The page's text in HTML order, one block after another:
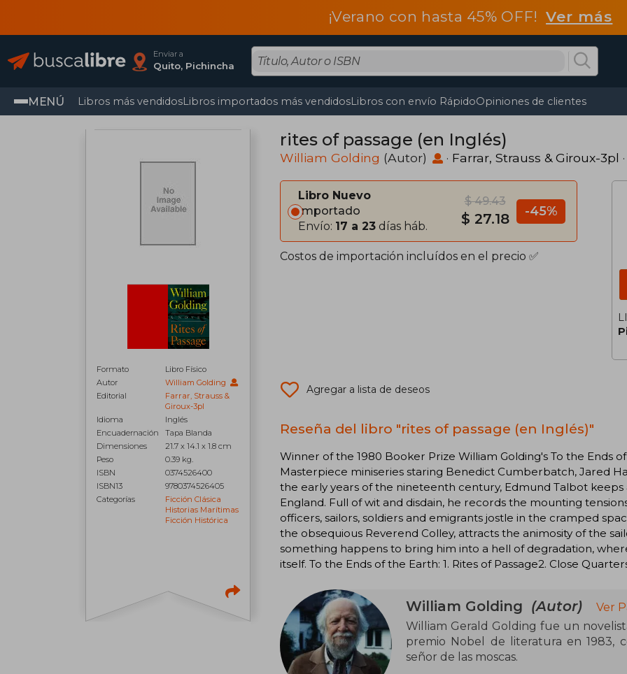
¡Verano con hasta 45% OFF!Ver más
Enviar a
Quito, Pichincha
MENÚ Libros más vendidosLibros importados más vendidosLibros con envío RápidoOpiniones de clientes
Formato
Libro Físico
Autor
William Golding
Editorial
Farrar, Strauss &
Giroux-3pl
Idioma
Inglés
Encuadernación
Tapa Blanda
Dimensiones
21.7 x 14.1 x 1.8 cm
Peso
0.39 kg.
ISBN
0374526400
ISBN13
9780374526405
Categorías
Ficción Clásica
Historias Marítimas
Ficción Histórica
rites of passage (en Inglés)
William Golding (Autor) · Farrar, Strauss & Giroux-3pl
Libro Nuevo
Importado
Envío: 17 a 23 días háb.
$ 49.43
$ 27.18 -45%
Costos de importación incluídos en el precio ✅
Agregar a lista de deseos
Reseña del libro "rites of passage (en Inglés)"
Winner of the 1980 Booker Prize William Golding's To the Ends
Masterpiece miniseries staring Benedict Cumberbatch, Jared
the early years of the nineteenth century, Edmund Talbot
England. Full of wit and disdain, he records the mounting
officers, sailors, soldiers and emigrants jostle in the cramped
the obsequious Reverend Colley, attracts the animosity of the
something happens to bring him into a hell of degradation,
itself. To the Ends of the Earth: 1. Rites of Passage2. Close
William Golding (Autor)
Ver
William Gerald Golding fue un
premio Nobel de literatura en 1983,
señor de las moscas.